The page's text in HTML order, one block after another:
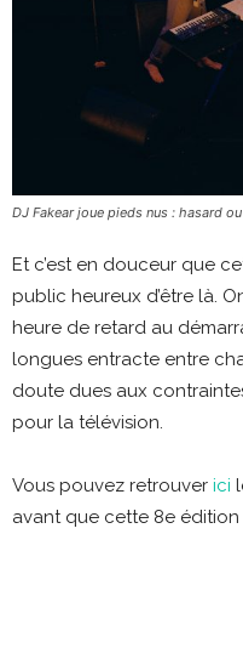
DJ Fakear joue pieds nus : hasard
Et c’est en douceur que
public heureux d’être là.
heure de retard au
longues entracte entre
doute dues aux
pour la télévision.
Vous pouvez retrouver ici
avant que cette 8e édition